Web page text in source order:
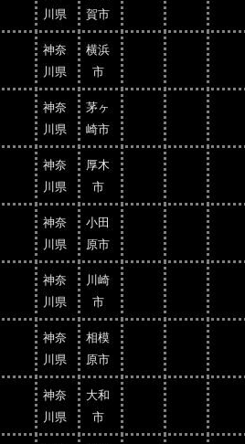
川県
賀市
神奈
川県
横浜
市
神奈
川県
茅ヶ
崎市
神奈
川県
厚木
市
神奈
川県
小田
原市
神奈
川県
川崎
市
神奈
川県
相模
原市
神奈
川県
大和
市